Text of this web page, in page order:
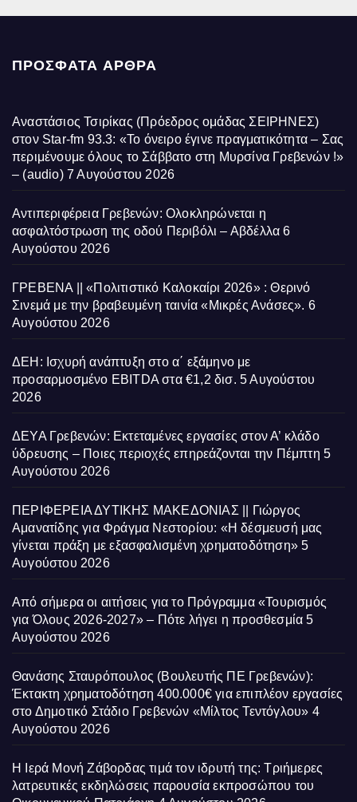
ΠΡΌΣΦΑΤΑ ΆΡΘΡΑ
Αναστάσιος Τσιρίκας (Πρόεδρος ομάδας ΣΕΙΡΗΝΕΣ)
στον Star-fm 93.3: «Το όνειρο έγινε πραγματικότητα – Σας
περιμένουμε όλους το Σάββατο στη Μυρσίνα Γρεβενών !»
– (audio) 7 Αυγούστου 2026
Αντιπεριφέρεια Γρεβενών: Ολοκληρώνεται η
ασφαλτόστρωση της οδού Περιβόλι – Αβδέλλα 6
Αυγούστου 2026
ΓΡΕΒΕΝΑ || «Πολιτιστικό Καλοκαίρι 2026» : Θερινό
Σινεμά με την βραβευμένη ταινία «Μικρές Ανάσες». 6
Αυγούστου 2026
ΔΕΗ: Ισχυρή ανάπτυξη στο α΄ εξάμηνο με
προσαρμοσμένο EBITDA στα €1,2 δισ. 5 Αυγούστου
2026
ΔΕΥΑ Γρεβενών: Εκτεταμένες εργασίες στον Α’ κλάδο
ύδρευσης – Ποιες περιοχές επηρεάζονται την Πέμπτη 5
Αυγούστου 2026
ΠΕΡΙΦΕΡΕΙΑ ΔΥΤΙΚΗΣ ΜΑΚΕΔΟΝΙΑΣ || Γιώργος
Αμανατίδης για Φράγμα Νεστορίου: «Η δέσμευσή μας
γίνεται πράξη με εξασφαλισμένη χρηματοδότηση» 5
Αυγούστου 2026
Από σήμερα οι αιτήσεις για το Πρόγραμμα «Τουρισμός
για Όλους 2026-2027» – Πότε λήγει η προσθεσμία 5
Αυγούστου 2026
Θανάσης Σταυρόπουλος (Βουλευτής ΠΕ Γρεβενών):
Έκτακτη χρηματοδότηση 400.000€ για επιπλέον εργασίες
στο Δημοτικό Στάδιο Γρεβενών «Μίλτος Τεντόγλου» 4
Αυγούστου 2026
Η Ιερά Μονή Ζάβορδας τιμά τον ιδρυτή της: Τριήμερες
λατρευτικές εκδηλώσεις παρουσία εκπροσώπου του